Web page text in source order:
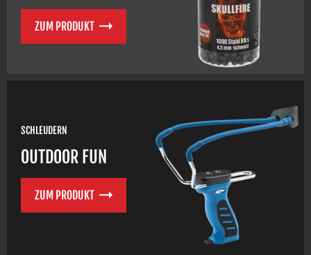
ZUM PRODUKT
SCHLEUDERN
OUTDOOR FUN
ZUM PRODUKT